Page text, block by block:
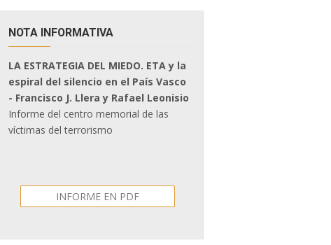
NOTA INFORMATIVA
LA ESTRATEGIA DEL MIEDO. ETA y la
espiral del silencio en el País Vasco
- Francisco J. Llera y Rafael Leonisio
Informe del centro memorial de las
víctimas del terrorismo
INFORME EN PDF